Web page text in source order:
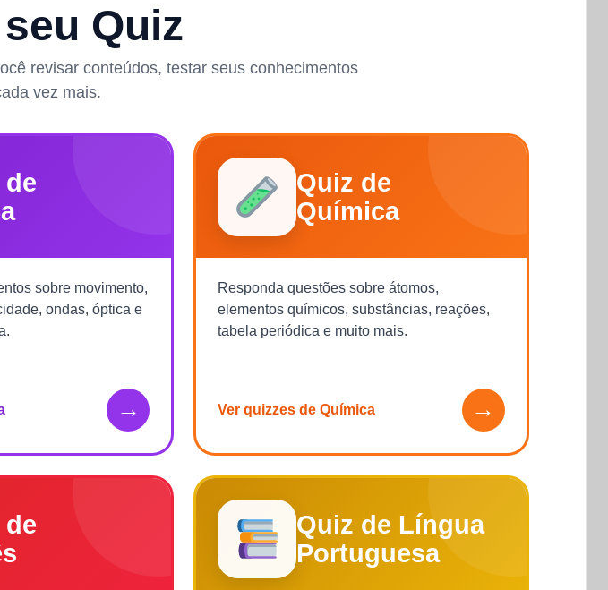
Quiz
revisar conteúdos, testar seus conhecimentos
vez mais.
sobre movimento,
ondas, óptica e
→
Quiz de
Química
Responda questões sobre átomos,
elementos químicos, substâncias, reações,
tabela periódica e muito mais.
Ver quizzes de Química →
Quiz de Língua
Portuguesa